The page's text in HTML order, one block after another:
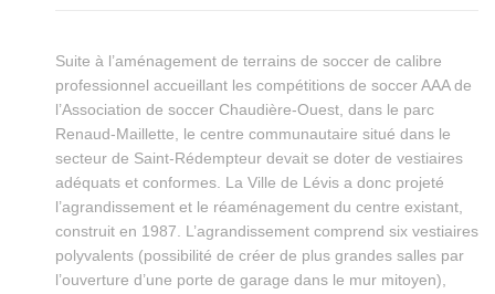
Suite à l’aménagement de terrains de soccer de calibre
professionnel accueillant les compétitions de soccer AAA de
l’Association de soccer Chaudière-Ouest, dans le parc
Renaud-Maillette, le centre communautaire situé dans le
secteur de Saint-Rédempteur devait se doter de vestiaires
adéquats et conformes. La Ville de Lévis a donc projeté
l’agrandissement et le réaménagement du centre existant,
construit en 1987. L’agrandissement comprend six vestiaires
polyvalents (possibilité de créer de plus grandes salles par
l’ouverture d’une porte de garage dans le mur mitoyen),